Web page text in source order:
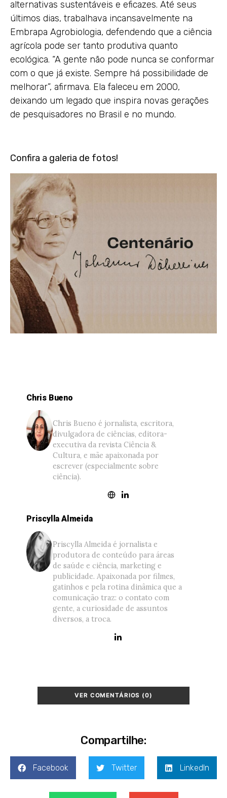
alternativas sustentáveis e eficazes. Até seus
últimos dias, trabalhava incansavelmente na
Embrapa Agrobiologia, defendendo que a ciência
agrícola pode ser tanto produtiva quanto
ecológica. “A gente não pode nunca se conformar
com o que já existe. Sempre há possibilidade de
melhorar”, afirmava. Ela faleceu em 2000,
deixando um legado que inspira novas gerações
de pesquisadores no Brasil e no mundo.
Confira a galeria de fotos!
Chris Bueno
Chris Bueno é jornalista, escritora,
divulgadora de ciências, editora-
executiva da revista Ciência &
Cultura, e mãe apaixonada por
escrever (especialmente sobre
ciência).
Priscylla Almeida
Priscylla Almeida é jornalista e
produtora de conteúdo para áreas
de saúde e ciência, marketing e
publicidade. Apaixonada por filmes,
gatinhos e pela rotina dinâmica que a
comunicação traz: o contato com
gente, a curiosidade de assuntos
diversos, a troca.
VER COMENTÁRIOS (0)
Compartilhe:
Facebook Twitter LinkedIn